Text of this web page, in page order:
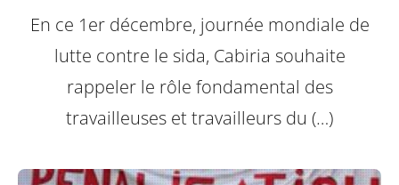
En ce 1er décembre, journée mondiale de
lutte contre le sida, Cabiria souhaite
rappeler le rôle fondamental des
travailleuses et travailleurs du (…)